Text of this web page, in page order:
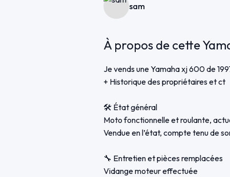
sam
À propos de cette
Je vends une Yamaha xj 600 de
+ Historique des propriétaires et ct
🛠️ État général
Moto fonctionnelle et roulante,
Vendue en l’état, compte tenu de
🔧 Entretien et pièces remplacées
Vidange moteur effectuée